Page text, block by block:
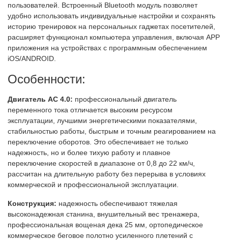
пользователей. Встроенный Bluetooth модуль позволяет
удобно использовать индивидуальные настройки и сохранять
историю тренировок на персональных гаджетах посетителей,
расширяет функционал компьютера управления, включая APP
приложения на устройствах с программным обеспечением
iOS/ANDROID.
Особенности:
Двигатель AC 4.0: профессиональный двигатель
переменного тока отличается высоким ресурсом
эксплуатации, лучшими энергетическими показателями,
стабильностью работы, быстрым и точным реагированием на
переключение оборотов. Это обеспечивает не только
надежность, но и более тихую работу и плавное
переключение скоростей в диапазоне от 0,8 до 22 км/ч,
рассчитан на длительную работу без перерыва в условиях
коммерческой и профессиональной эксплуатации.
Конструкция: надежность обеспечивают тяжелая
высоконадежная станина, внушительный вес тренажера,
профессиональная вощеная дека 25 мм, ортопедическое
коммерческое беговое полотно усиленного плетений с